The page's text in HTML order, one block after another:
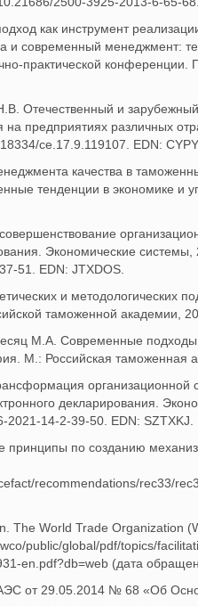
как инструмент
и современный менеджмент:
практической
Отечественный и
предприятиях различных
ce.17.9.119107. EDN:
качества в
тенденции в экономике и
Экономические
51. EDN: JTXDOS.
и методологических
таможенной академии,
М.А. Современные подходы
М.: Российская таможенная
организационной
декларирования.
14-2-39-50. EDN: SZTXKJ.
принципы по созданию
recommendations/rec33/
The World Trade Organization
public/global/pdf/topics/
en.pdf?db=web (дата
от 29.05.2014 № 68 «Об